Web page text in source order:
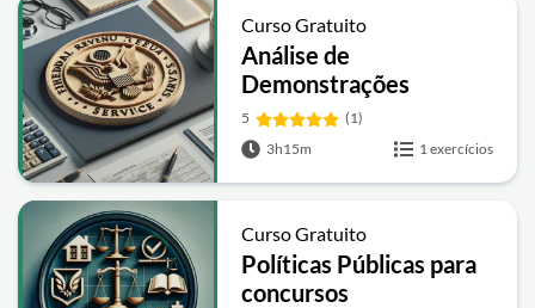
Curso Gratuito
Análise de
Demonstrações
Contábeis para Receita
Federal
5
(1)
3h15m
1 exercícios
Curso Gratuito
Políticas Públicas para
concursos